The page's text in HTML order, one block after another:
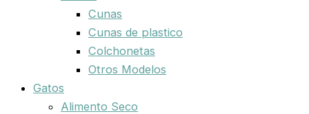
Cunas
Cunas de plastico
Colchonetas
Otros Modelos
Gatos
Alimento Seco